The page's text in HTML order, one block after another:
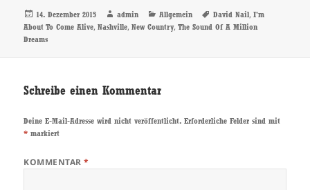
Veröffentlicht
am
14. Dezember 2015 Autor
admin Kategorien
Allgemein Schlagwörter
David Nail,I'm
About To Come Alive,Nashville,New Country,The Sound Of A Million
Dreams
Schreibe einen Kommentar
Deine E-Mail-Adresse wird nicht veröffentlicht. Erforderliche Felder sind mit
* markiert
KOMMENTAR*